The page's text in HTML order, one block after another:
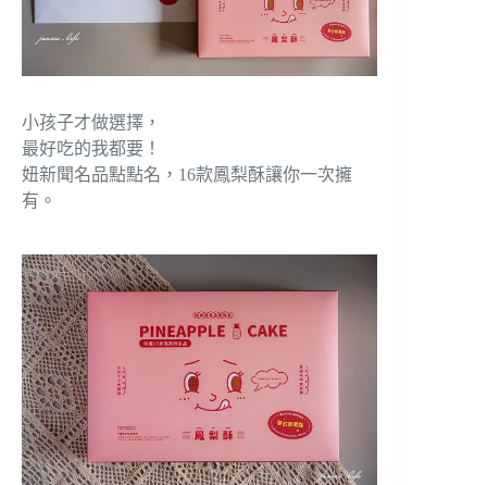
小孩子才做選擇，
最好吃的我都要！
妞新聞名品點點名，16款鳳梨酥讓你一次擁
有。